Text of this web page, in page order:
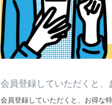
会員登録していただくと、
会員登録していただくと、お得な